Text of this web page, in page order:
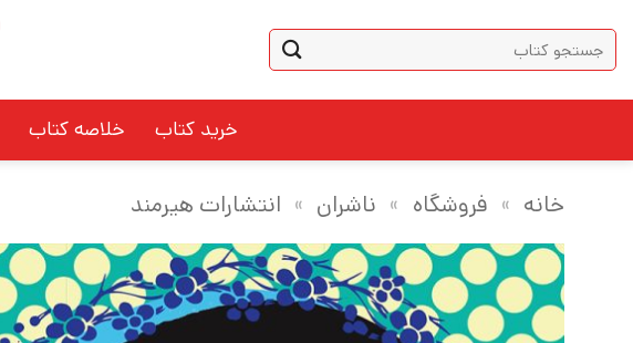
content
جستجو
برای:
خرید کتاب خلاصه کتاب
خانه » فروشگاه » ناشران » انتشارات هیرمند